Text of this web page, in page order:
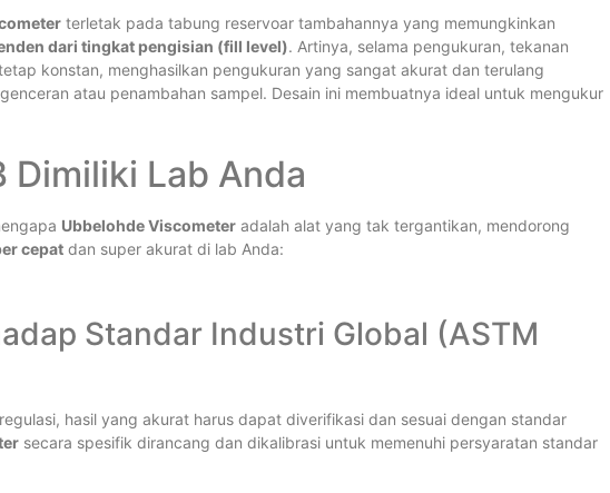
terletak pada tabung reservoar tambahannya yang memungkinkan
dari tingkat pengisian (fill level). Artinya, selama pengukuran, tekanan
konstan, menghasilkan pengukuran yang sangat akurat dan terulang
atau penambahan sampel. Desain ini membuatnya ideal untuk mengukur
Dimiliki Lab Anda
Ubbelohde Viscometer adalah alat yang tak tergantikan, mendorong
cepat dan super akurat di lab Anda:
Standar Industri Global (ASTM
hasil yang akurat harus dapat diverifikasi dan sesuai dengan standar
secara spesifik dirancang dan dikalibrasi untuk memenuhi persyaratan standar